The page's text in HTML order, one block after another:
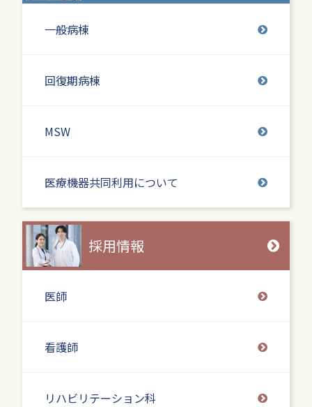
一般病棟
回復期病棟
MSW
医療機器共同利用について
採用情報
医師
看護師
リハビリテーション科